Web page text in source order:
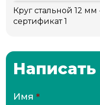
Круг стальной 12 мм
сертификат 1
Имя *